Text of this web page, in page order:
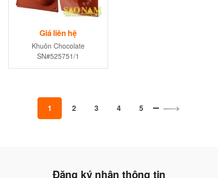
Giá liên hệ
Khuôn Chocolate
SN#525751/1
1 2 3 4 5
Đăng ký nhận thông tin